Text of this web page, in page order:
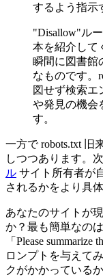
するよう指示
"Disallow"ル
本を紹介して
瞬間に図書館
なものです。
図せず検索エ
や発見の機会
す。
一方でrobots.txt 旧
しつつあります。
ル サイト所有者が
されるかをより具
あなたのサイトが
か？最も簡単なの
「Please
ロンプトを与えて
クがかかっている